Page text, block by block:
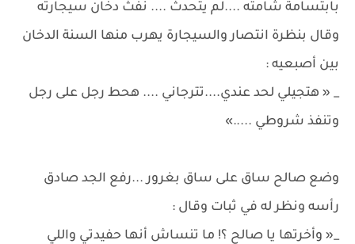
بابتسامة شامته ....لم يتحدث .... نفث دخان سيجارته
وقال بنظرة انتصار والسيجارة يهرب منها السنة الدخان
بين أصبعيه :
_ « هتجيلي لحد عندي....تترجاني .... هحط رجل على رجل
وتنفذ شروطي .....»
وضع صالح ساق على ساق بغرور ...رفع الجد صادق
رأسه ونظر له في ثبات وقال :
_« وأخرتها يا صالح ؟! ما تنساش أنها حفيدتي واللي